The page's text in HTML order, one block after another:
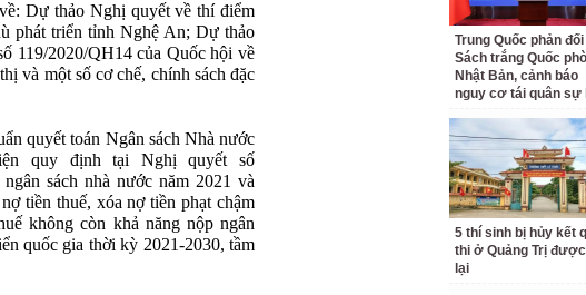
Dự thảo Nghị quyết về thí điểm
phát triển tỉnh Nghệ An; Dự thảo
119/2020/QH14 của Quốc hội về
và một số cơ chế, chính sách đặc
quyết toán Ngân sách Nhà nước
quy định tại Nghị quyết số
sách nhà nước năm 2021 và
tiền thuế, xóa nợ tiền phạt chậm
không còn khả năng nộp ngân
quốc gia thời kỳ 2021-2030, tầm
Trung Quốc phản đối
Sách trắng Quốc
Nhật Bản, cảnh báo
nguy cơ tái quân sự
5 thí sinh bị hủy kết
thi ở Quảng Trị
lại